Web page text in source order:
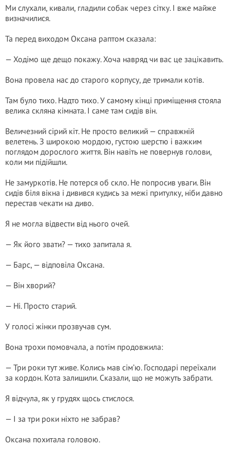
Ми слухали, кивали, гладили собак через сітку. І вже майже
визначилися.
Та перед виходом Оксана раптом сказала:
— Ходімо ще дещо покажу. Хоча навряд чи вас це зацікавить.
Вона провела нас до старого корпусу, де тримали котів.
Там було тихо. Надто тихо. У самому кінці приміщення стояла
велика скляна кімната. І саме там сидів він.
Величезний сірий кіт. Не просто великий — справжній
велетень. З широкою мордою, густою шерстю і важким
поглядом дорослого життя. Він навіть не повернув голови,
коли ми підійшли.
Не замуркотів. Не потерся об скло. Не попросив уваги. Він
сидів біля вікна і дивився кудись за межі притулку, ніби давно
перестав чекати на диво.
Я не могла відвести від нього очей.
— Як його звати? — тихо запитала я.
— Барс, — відповіла Оксана.
— Він хворий?
— Ні. Просто старий.
У голосі жінки прозвучав сум.
Вона трохи помовчала, а потім продовжила:
— Три роки тут живе. Колись мав сім’ю. Господарі переїхали
за кордон. Кота залишили. Сказали, що не можуть забрати.
Я відчула, як у грудях щось стислося.
— І за три роки ніхто не забрав?
Оксана похитала головою.